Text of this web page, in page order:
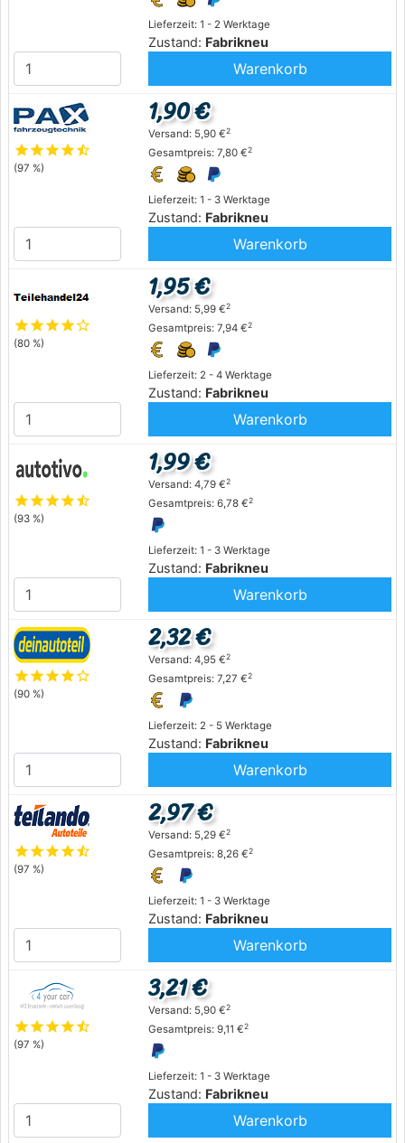
Lieferzeit: 1 - 2 Werktage
Zustand: Fabrikneu
Warenkorb
starstarstarstarstar_half
(97 %)
Lieferzeit: 1 - 3 Werktage
Zustand: Fabrikneu
1,90 €
Versand: 5,90 €2
Gesamtpreis: 7,80 €2
Warenkorb
starstarstarstarstar_outline
(80 %)
Lieferzeit: 2 - 4 Werktage
Zustand: Fabrikneu
1,95 €
Versand: 5,99 €2
Gesamtpreis: 7,94 €2
Warenkorb
starstarstarstarstar_half
(93 %)
Lieferzeit: 1 - 3 Werktage
Zustand: Fabrikneu
1,99 €
Versand: 4,79 €2
Gesamtpreis: 6,78 €2
Warenkorb
starstarstarstarstar_outline
(90 %)
Lieferzeit: 2 - 5 Werktage
Zustand: Fabrikneu
2,32 €
Versand: 4,95 €2
Gesamtpreis: 7,27 €2
Warenkorb
starstarstarstarstar_half
(97 %)
Lieferzeit: 1 - 3 Werktage
Zustand: Fabrikneu
2,97 €
Versand: 5,29 €2
Gesamtpreis: 8,26 €2
Warenkorb
starstarstarstarstar_half
(97 %)
Lieferzeit: 1 - 3 Werktage
Zustand: Fabrikneu
3,21 €
Versand: 5,90 €2
Gesamtpreis: 9,11 €2
Warenkorb